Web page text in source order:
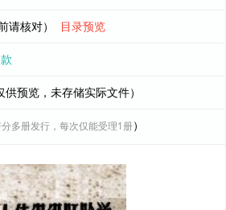
请核对） 目录预览
预览，未存储实际文件）
多册发行，每次仅能受理1册）